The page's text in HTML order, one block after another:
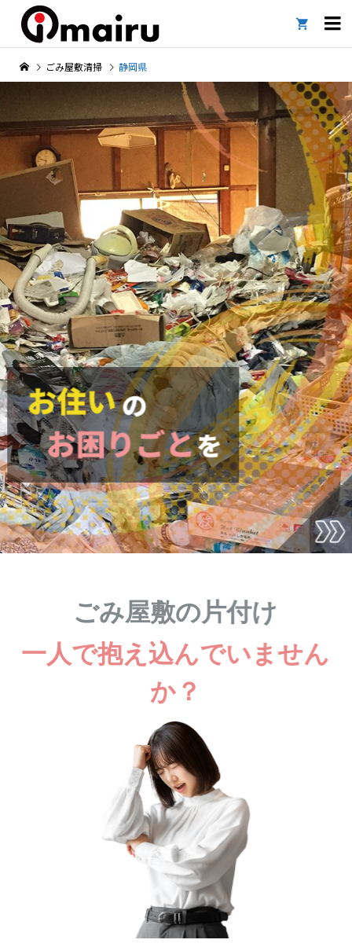

ごみ屋敷清掃 静岡県
ごみ屋敷の片付け
一人で抱え込んでいません
か？